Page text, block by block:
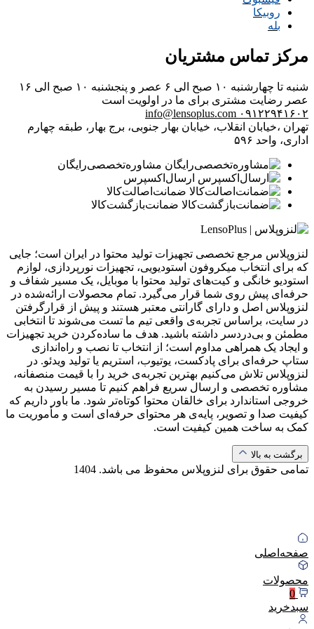
روبیکا
بله
مرکز تماس مشتریان
شنبه تا چهارشنبه ۱۰ صبح الی ۶ عصر و پنجشنبه ۱۰ صبح الی ۱۶
عصر رضایت مشتری برای ما در اولویت است
۰۹۱۲۲۹۴۱۶۰۲ info@lensoplus.com
تهران ،خیابان انقلاب، خیابان بهار جنوبی، برج بهار، طبقه چهارم
اداری، واحد ۵۹۶
مشاوره‌تخصصی‌رایگان
ارسال‌اکسپرس
ضمانت‌اصالت‌کالا
ضمانت‌بازگشت‌کالا
لنزوپلاس مرجع تخصصی تجهیزات تولید محتوا در ایران است؛ جایی
که برای انتخاب میکروفون استودیویی، تجهیزات نورپردازی، لوازم
استودیو خانگی و کیت‌های تولید محتوا با موبایل، یک مسیر شفاف و
حرفه‌ای پیش روی شما قرار می‌گیرد. تمام محصولات ارائه‌شده در
لنزوپلاس اصل و دارای گارانتی معتبر هستند و پیش از قرارگرفتن
در سایت، براساس تجربه‌ی واقعی تیم ما تست می‌شوند تا انتخابی
مطمئن و بی‌دردسر داشته باشید. هدف ما ساده‌کردن خرید تجهیزات
و ایجاد یک همراهی مداوم است؛ از انتخاب تا نصب و راه‌اندازی
ستاپ حرفه‌ای برای پادکست، یوتیوب، استریم یا تولید ویدئو. در
لنزوپلاس تلاش می‌کنیم بهترین تجربه‌ی خرید را با قیمت منصفانه،
مشاوره تخصصی و ارسال سریع فراهم کنیم تا مسیر رسیدن به
خروجی استاندارد برای خالقان محتوا کوتاه‌تر شود. ما باور داریم که
کیفیت صدا و تصویر، پایه‌ی هر محتوای حرفه‌ای است و مأموریت ما
کمک به ساخت همین کیفیت است.
برگشت به بالا
تمامی حقوق برای لنزوپلاس محفوظ می باشد. 1404
صفحه‌اصلی
محصولات
0
سبد‌خرید